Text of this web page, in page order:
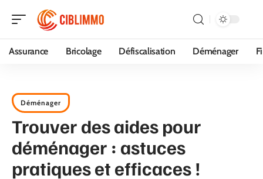
Assurance Bricolage Défiscalisation Déménager
Déménager
Trouver des aides pour
déménager : astuces
pratiques et efficaces !